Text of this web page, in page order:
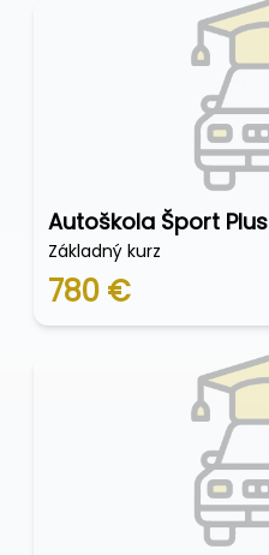
Autoškola Šport Plus
Základný kurz
780 €